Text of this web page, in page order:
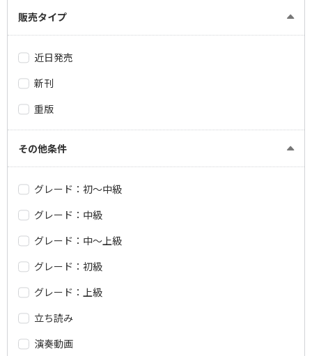
販売タイプ
近日発売
新刊
重版
その他条件
グレード：初～中級
グレード：中級
グレード：中～上級
グレード：初級
グレード：上級
立ち読み
演奏動画